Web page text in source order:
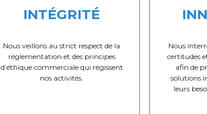
INTÉGRITÉ
Nous veillons au strict respect de la
réglementation et des principes
d’éthique commerciale qui régissent
nos activités.
Nous
certitudes
afin de
solutions
leurs